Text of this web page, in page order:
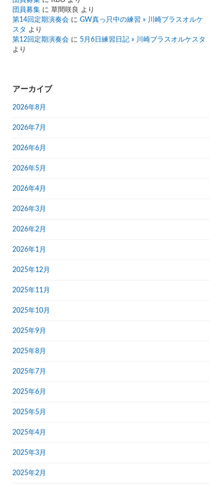
団員募集 に 草間咲良 より
第14回定期演奏会 に GW真っ只中の練習 » 川崎ブラスオルケ
スタ より
第12回定期演奏会 に 5月6日練習日記 » 川崎ブラスオルケスタ
より
アーカイブ
2026年8月
2026年7月
2026年6月
2026年5月
2026年4月
2026年3月
2026年2月
2026年1月
2025年12月
2025年11月
2025年10月
2025年9月
2025年8月
2025年7月
2025年6月
2025年5月
2025年4月
2025年3月
2025年2月